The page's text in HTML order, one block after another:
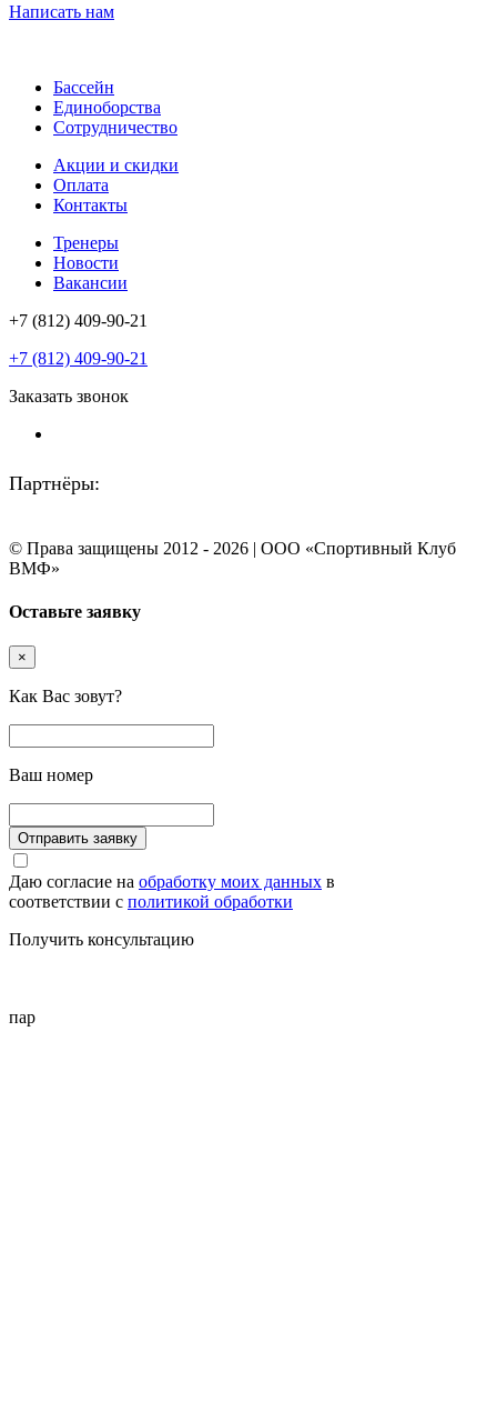
Написать нам
Бассейн
Единоборства
Сотрудничество
Акции и скидки
Оплата
Контакты
Тренеры
Новости
Вакансии
+7 (812) 409-90-21
+7 (812) 409-90-21
Заказать звонок
Партнёры:
© Права защищены 2012 - 2026 | ООО «Спортивный Клуб
ВМФ»
Оставьте заявку
×
Как Вас зовут?
Ваш номер
Даю согласие на обработку моих данных в
соответствии с политикой обработки
Получить консультацию
пар